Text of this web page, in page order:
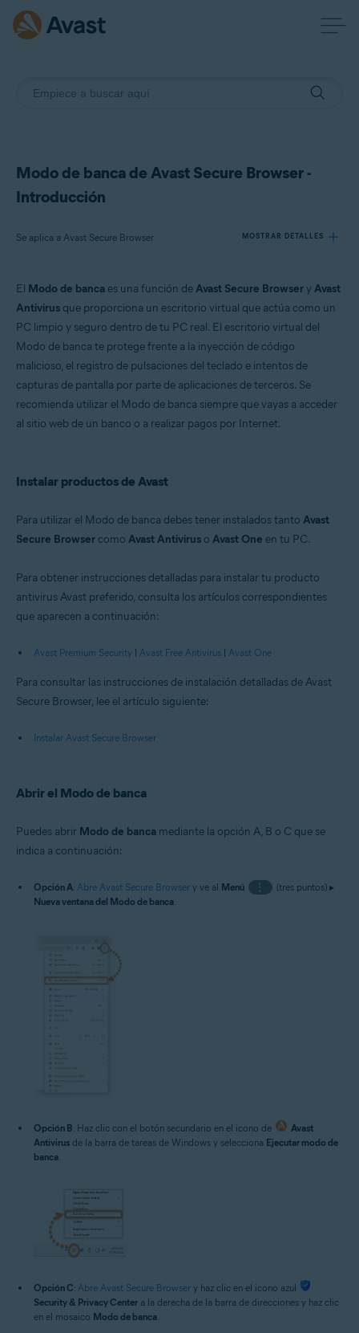
Modo de banca de Avast Secure Browser -
Introducción
Se aplica a Avast Secure Browser MOSTRAR DETALLES
Sistemas operativos:
El Modo de banca es una función deAvast Secure Browsery Avast
Antivirus que proporciona un escritorio virtual que actúa como un
PC limpio y seguro dentro de tu PC real. El escritorio virtual del
Modo de banca te protege frente a la inyección de código
malicioso, el registro de pulsaciones del teclado e intentos de
capturas de pantalla por parte de aplicaciones de terceros. Se
recomienda utilizar el Modo de banca siempre que vayas a acceder
al sitio web de un banco o a realizar pagos por Internet.
Instalar productos de Avast
Para utilizar el Modo de banca debes tener instalados tanto Avast
Secure Browser como Avast Antivirus o Avast One en tu PC.
Para obtener instrucciones detalladas para instalar tu producto
antivirus Avast preferido, consulta los artículos correspondientes
que aparecen a continuación:
Avast Premium Security | Avast Free Antivirus | Avast One
Para consultar las instrucciones de instalación detalladas de Avast
Secure Browser, lee el artículo siguiente:
Instalar Avast Secure Browser
Abrir el Modo de banca
Puedes abrir Modo de banca mediante la opción A, B o C que se
indica a continuación:
Opción A: Abre Avast Secure Browser y ve al Menú ⋮
(tres puntos) ▸
Nueva ventana del Modo de banca.
Opción B: Haz clic con el botón secundario en el icono de
Avast
Antivirus de la barra de tareas de Windows y selecciona Ejecutar modo de
banca.
Opción C: Abre Avast Secure Browser y haz clic en el icono azul
Security & Privacy Center a la derecha de la barra de direcciones y haz clic
en el mosaico Modo de banca.